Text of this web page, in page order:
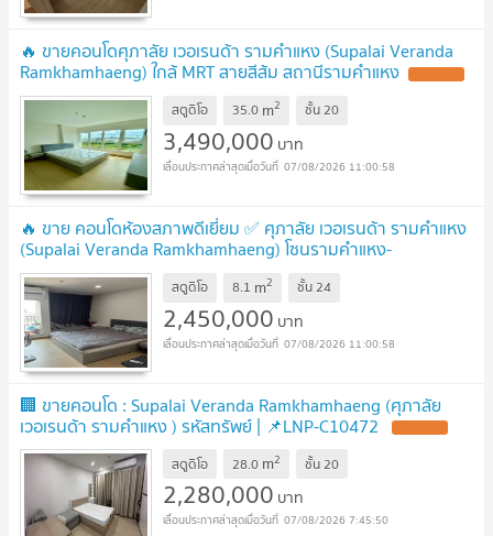
🔥 ขายคอนโดศุภาลัย เวอเรนด้า รามคำแหง (Supalai Veranda
Ramkhamhaeng) ใกล้ MRT สายสีส้ม สถานีรามคำแหง
สตูดิโอ 35.0 m2 ชั้น20
3,490,000 บาท
07/08/2026 11:00:58
🔥 ขาย คอนโดห้องสภาพดีเยี่ยม ✅ ศุภาลัย เวอเรนด้า รามคำแหง
(Supalai Veranda Ramkhamhaeng) โซนรามคำแหง-
หัวหมาก
สตูดิโอ 8.1 m2 ชั้น24
2,450,000 บาท
07/08/2026 11:00:58
🏢 ขายคอนโด : Supalai Veranda Ramkhamhaeng (ศุภาลัย
เวอเรนด้า รามคำแหง ) รหัสทรัพย์ | 📌LNP-C10472
สตูดิโอ 28.0 m2 ชั้น20
2,280,000 บาท
07/08/2026 7:45:50